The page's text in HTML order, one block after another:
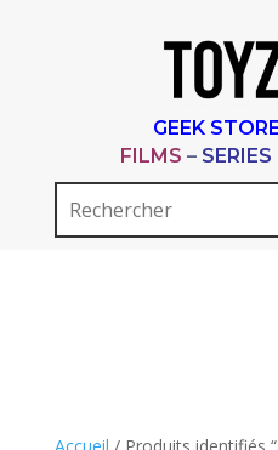
GEEK STORE
FILMS – SERIES